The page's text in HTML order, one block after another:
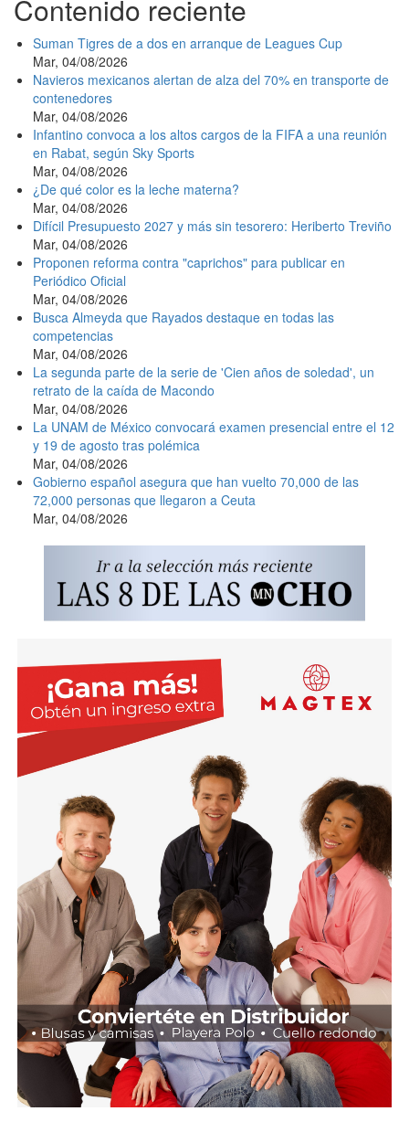
Contenido reciente
Suman Tigres de a dos en arranque de Leagues Cup
Mar, 04/08/2026
Navieros mexicanos alertan de alza del 70% en transporte de
contenedores
Mar, 04/08/2026
Infantino convoca a los altos cargos de la FIFA a una reunión
en Rabat, según Sky Sports
Mar, 04/08/2026
¿De qué color es la leche materna?
Mar, 04/08/2026
Difícil Presupuesto 2027 y más sin tesorero: Heriberto Treviño
Mar, 04/08/2026
Proponen reforma contra "caprichos" para publicar en
Periódico Oficial
Mar, 04/08/2026
Busca Almeyda que Rayados destaque en todas las
competencias
Mar, 04/08/2026
La segunda parte de la serie de 'Cien años de soledad', un
retrato de la caída de Macondo
Mar, 04/08/2026
La UNAM de México convocará examen presencial entre el 12
y 19 de agosto tras polémica
Mar, 04/08/2026
Gobierno español asegura que han vuelto 70,000 de las
72,000 personas que llegaron a Ceuta
Mar, 04/08/2026